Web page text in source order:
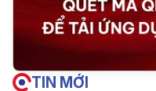
TIN MỚI